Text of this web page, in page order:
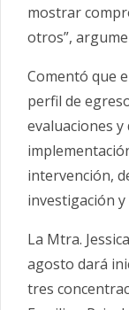
mostrar
otros”,
Comentó que
perfil de
evaluaciones
intervención,
investigación
La Mtra.
agosto dará
tres